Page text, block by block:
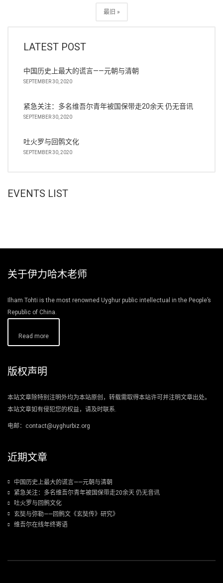
最旧 »
LATEST POST
中国历史上最大的谎言——元朝与清朝
SEPTEMBER 30, 2020
紧急关注：多名维吾尔青年被国保带走20余天 仍无音讯
SEPTEMBER 30, 2020
吐火罗与回鹘文化
SEPTEMBER 30, 2020
EVENTS LIST
关于伊力哈木老师
Ilham Tohti is the most renowned Uyghur public intellectual in the People’s
Republic of China.
Read more
版权声明
本站文章除特别注明外均为本站原创，转载需取得本站许可并注明文章出处。
本站文章如有侵犯您的权益，请及时联系.
电邮：contact@uyghurbiz.org
近期文章
中国历史上最大的谎言——元朝与清朝
紧急关注：多名维吾尔青年被国保带走20余天 仍无音讯
吐火罗与回鹘文化
玄奘与弥勒——回鹘文《玄奘传》研究》
维吾尔在线年终寄语